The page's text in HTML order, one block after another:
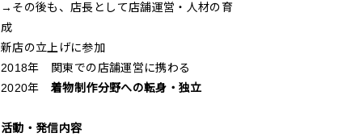
→その後も、店長として店舗運営・人材の育
成
新店の立上げに参加
2018年 関東での店舗運営に携わる
2020年着物制作分野への転身・独立
活動・発信内容